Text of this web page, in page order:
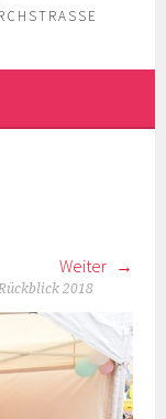
Weiter
Rückblick 2018